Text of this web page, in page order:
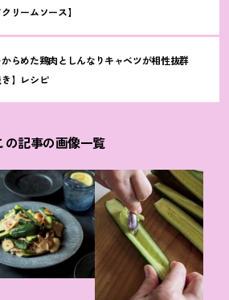
リームソース】
らめた鶏肉としんなりキャベツが相性抜群
き】レシピ
の記事の画像一覧